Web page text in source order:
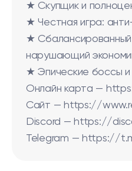
★ Скупщик и
★ Честная игра:
★
нарушающий
★ Эпические боссы
Онлайн карта —
Сайт — https://
Discord — https://
Telegram — https://